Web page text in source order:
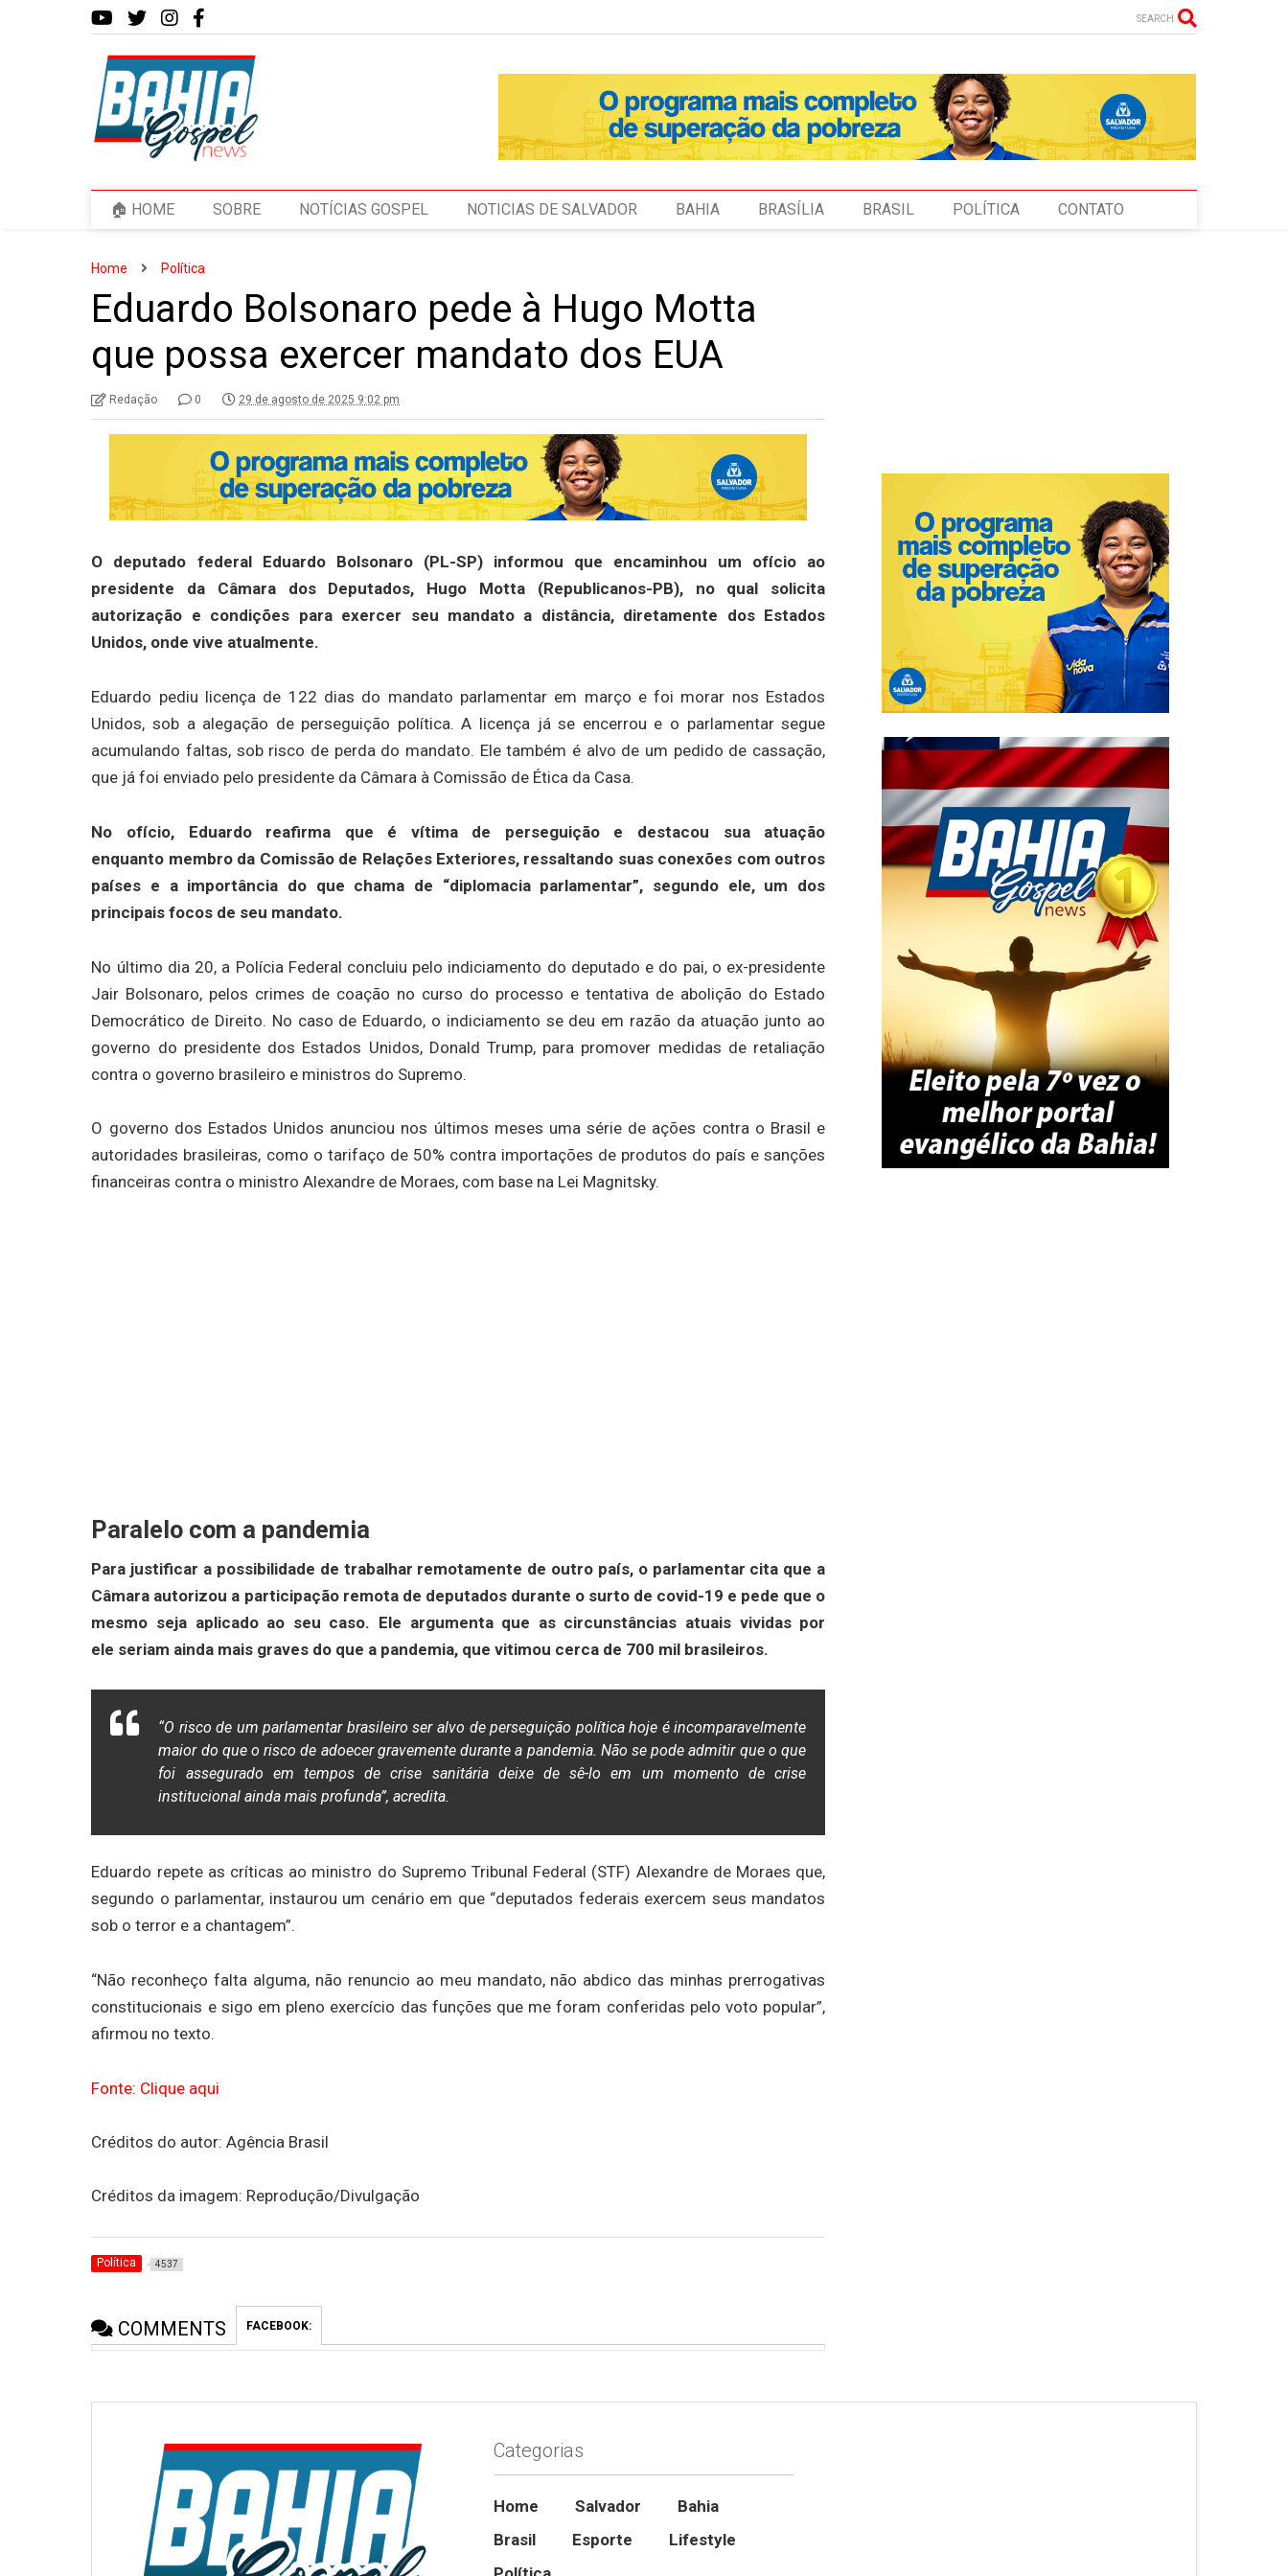
SEARCH
🏠 HOME SOBRE NOTÍCIAS GOSPEL NOTICIAS DE SALVADOR BAHIA BRASÍLIA BRASIL POLÍTICA CONTATO
Home Política
Eduardo Bolsonaro pede à Hugo Motta
que possa exercer mandato dos EUA
Redação 0 29 de agosto de 2025 9:02 pm
O deputado federal Eduardo Bolsonaro (PL-SP) informou que encaminhou um ofício ao
presidente da Câmara dos Deputados, Hugo Motta (Republicanos-PB), no qual solicita
autorização e condições para exercer seu mandato a distância, diretamente dos Estados
Unidos, onde vive atualmente.
Eduardo pediu licença de 122 dias do mandato parlamentar em março e foi morar nos Estados
Unidos, sob a alegação de perseguição política. A licença já se encerrou e o parlamentar segue
acumulando faltas, sob risco de perda do mandato. Ele também é alvo de um pedido de cassação,
que já foi enviado pelo presidente da Câmara à Comissão de Ética da Casa.
No ofício, Eduardo reafirma que é vítima de perseguição e destacou sua atuação
enquanto membro da Comissão de Relações Exteriores, ressaltando suas conexões com outros
países e a importância do que chama de “diplomacia parlamentar”, segundo ele, um dos
principais focos de seu mandato.
No último dia 20, a Polícia Federal concluiu pelo indiciamento do deputado e do pai, o ex-presidente
Jair Bolsonaro, pelos crimes de coação no curso do processo e tentativa de abolição do Estado
Democrático de Direito. No caso de Eduardo, o indiciamento se deu em razão da atuação junto ao
governo do presidente dos Estados Unidos, Donald Trump, para promover medidas de retaliação
contra o governo brasileiro e ministros do Supremo.
O governo dos Estados Unidos anunciou nos últimos meses uma série de ações contra o Brasil e
autoridades brasileiras, como o tarifaço de 50% contra importações de produtos do país e sanções
financeiras contra o ministro Alexandre de Moraes, com base na Lei Magnitsky.
Paralelo com a pandemia
Para justificar a possibilidade de trabalhar remotamente de outro país, o parlamentar cita que a
Câmara autorizou a participação remota de deputados durante o surto de covid-19 e pede que o
mesmo seja aplicado ao seu caso. Ele argumenta que as circunstâncias atuais vividas por
ele seriam ainda mais graves do que a pandemia, que vitimou cerca de 700 mil brasileiros.
“O risco de um parlamentar brasileiro ser alvo de perseguição política hoje é incomparavelmente
maior do que o risco de adoecer gravemente durante a pandemia. Não se pode admitir que o que
foi assegurado em tempos de crise sanitária deixe de sê-lo em um momento de crise
institucional ainda mais profunda”, acredita.
Eduardo repete as críticas ao ministro do Supremo Tribunal Federal (STF) Alexandre de Moraes que,
segundo o parlamentar, instaurou um cenário em que “deputados federais exercem seus mandatos
sob o terror e a chantagem”.
“Não reconheço falta alguma, não renuncio ao meu mandato, não abdico das minhas prerrogativas
constitucionais e sigo em pleno exercício das funções que me foram conferidas pelo voto popular”,
afirmou no texto.
Fonte: Clique aqui
Créditos do autor: Agência Brasil
Créditos da imagem: Reprodução/Divulgação
Política 4537
COMMENTS FACEBOOK:
Categorias
Home Salvador
Bahia
Brasil
Esporte
Lifestyle